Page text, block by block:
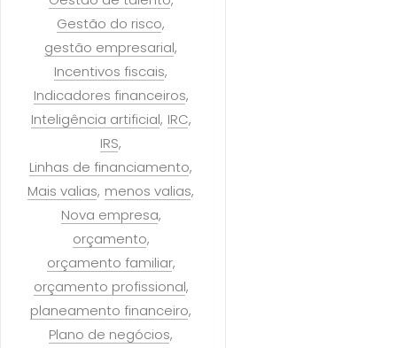
Gestão do risco
gestão empresarial
Incentivos fiscais
Indicadores financeiros
Inteligência artificial IRC
IRS
Linhas de financiamento
Mais valias menos valias
Nova empresa
orçamento
orçamento familiar
orçamento profissional
planeamento financeiro
Plano de negócios